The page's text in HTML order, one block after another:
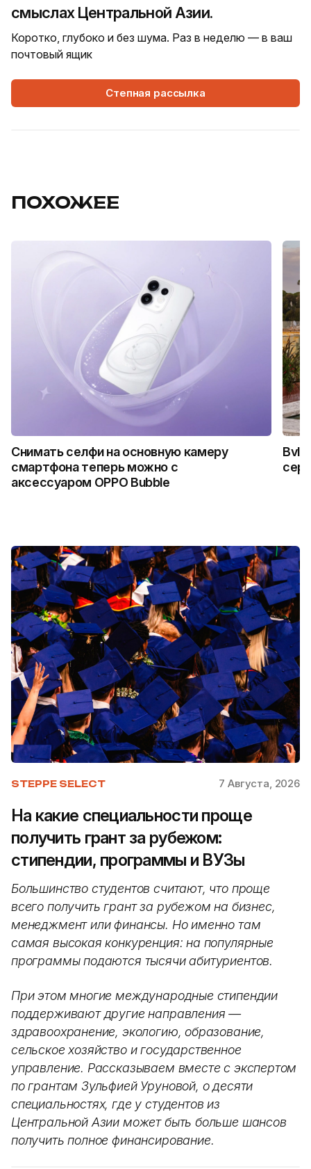
смыслах Центральной Азии.
Коротко, глубоко и без шума. Раз в неделю — в ваш
почтовый ящик
Степная рассылка
ПОХОЖЕЕ
Снимать селфи на основную камеру
смартфона теперь можно с
аксессуаром OPPO Bubble
STEPPE SELECT 7 Августа, 2026
На какие специальности проще
получить грант за рубежом:
стипендии, программы и ВУЗы
Большинство студентов считают, что проще
всего получить грант за рубежом на бизнес,
менеджмент или финансы. Но именно там
самая высокая конкуренция: на популярные
программы подаются тысячи абитуриентов.
При этом многие международные стипендии
поддерживают другие направления —
здравоохранение, экологию, образование,
сельское хозяйство и государственное
управление. Рассказываем вместе с экспертом
по грантам Зульфией Уруновой, о десяти
специальностях, где у студентов из
Центральной Азии может быть больше шансов
получить полное финансирование.